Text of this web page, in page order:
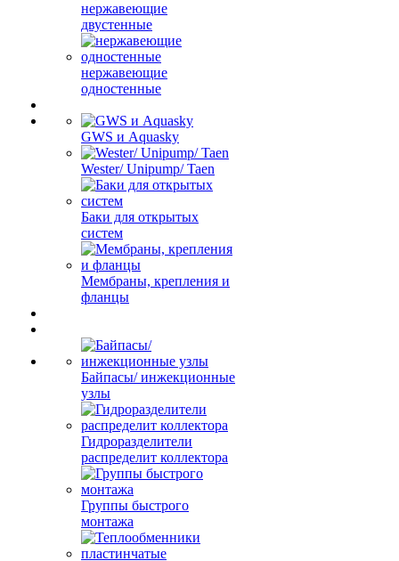
нержавеющие
двустенные
нержавеющие
одностенные
GWS и Aquasky
Wester/ Unipump/ Taen
Баки для открытых
систем
Мембраны, крепления и
фланцы
Байпасы/ инжекционные
узлы
Гидроразделители
распределит коллектора
Группы быстрого
монтажа